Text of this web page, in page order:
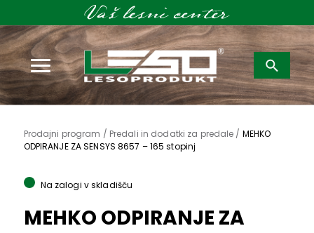
Išči:
Prodajni program / Predali in dodatki za predale / MEHKO
ODPIRANJE ZA SENSYS 8657 – 165 stopinj
Na zalogi v skladišču
MEHKO ODPIRANJE ZA